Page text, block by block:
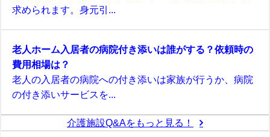
求められます。身元引...
老人ホーム入居者の病院付き添いは誰がする？依頼時の
費用相場は？
老人の入居者の病院への付き添いは家族が行うか、病院
の付き添いサービスを...
介護施設Q&Aをもっと見る！